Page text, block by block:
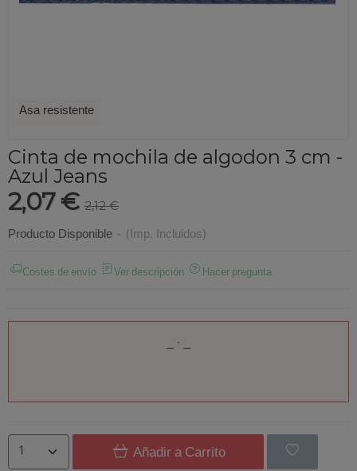
Asa resistente
Cinta de mochila de algodon 3 cm -
Azul Jeans
2,07 € 2,12 €
Producto Disponible - (Imp. Incluidos)
Costes de envío Ver descripción Hacer pregunta
Añadir a Carrito